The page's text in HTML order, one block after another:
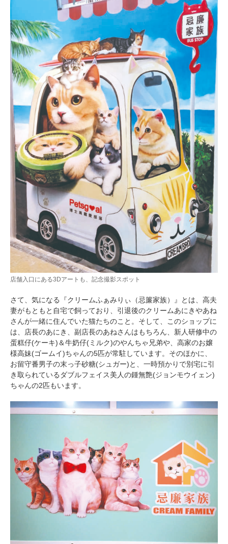
店舗入口にある3Dアートも、記念撮影スポット
さて、気になる『クリームふぁみりぃ（忌簾家族）』とは、高夫
妻がもともと自宅で飼っており、引退後のクリームあにきやあね
さんが一緒に住んでいた猫たちのこと。そして、このショップに
は、店長のあにき、副店長のあねさんはもちろん、新人研修中の
蛋糕仔(ケーキ)＆牛奶仔(ミルク)のやんちゃ兄弟や、高家のお嬢
様高妹(ゴームイ)ちゃんの5匹が常駐しています。そのほかに、
お留守番男子の末っ子砂糖(シュガー)と、一時預かりで別宅に引
き取られているダブルフェイス美人の鍾無艶(ジョンモウイェン)
ちゃんの2匹もいます。
閉じる
pecodogs
いぬ部をフォロー
pecocats
ねこ部をフォロー
PECOアプリをダウンロード済みの方
アプリで開く
アプリをダウンロードする